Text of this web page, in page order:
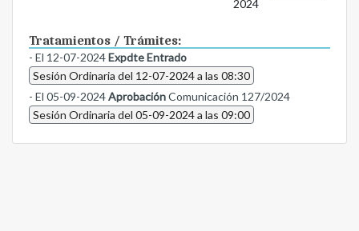
2024
Tratamientos / Trámites:
- El 12-07-2024Expdte Entrado
Sesión Ordinaria del 12-07-2024 a las 08:30
- El 05-09-2024AprobaciónComunicación 127/2024
Sesión Ordinaria del 05-09-2024 a las 09:00